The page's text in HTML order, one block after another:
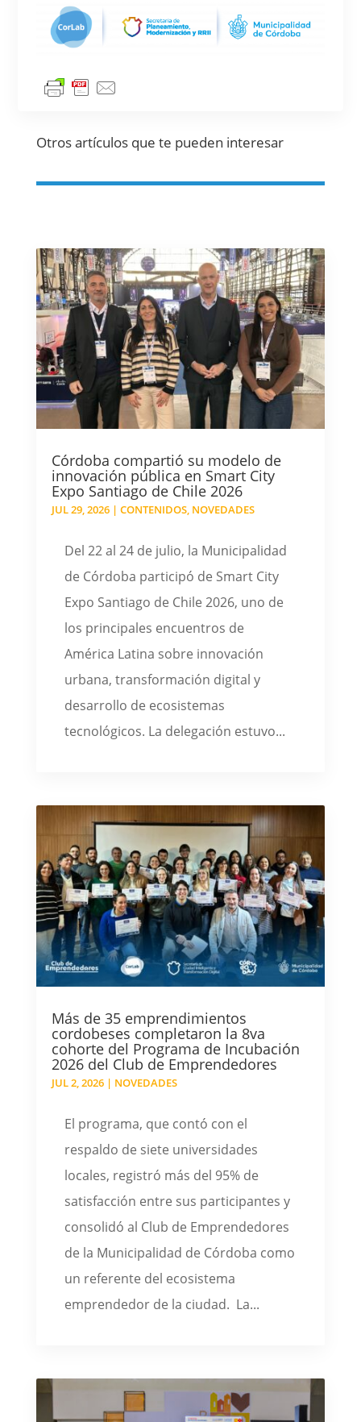
Otros artículos que te pueden interesar
Córdoba compartió su modelo de
innovación pública en Smart City
Expo Santiago de Chile 2026
JUL 29, 2026| CONTENIDOS, NOVEDADES
Del 22 al 24 de julio, la Municipalidad
de Córdoba participó de Smart City
Expo Santiago de Chile 2026, uno de
los principales encuentros de
América Latina sobre innovación
urbana, transformación digital y
desarrollo de ecosistemas
tecnológicos. La delegación estuvo...
Más de 35 emprendimientos
cordobeses completaron la 8va
cohorte del Programa de Incubación
2026 del Club de Emprendedores
JUL 2, 2026| NOVEDADES
El programa, que contó con el
respaldo de siete universidades
locales, registró más del 95% de
satisfacción entre sus participantes y
consolidó al Club de Emprendedores
de la Municipalidad de Córdoba como
un referente del ecosistema
emprendedor de la ciudad. La...